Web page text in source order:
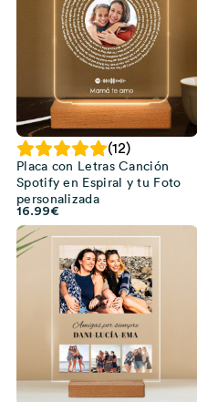
(12)
Placa con Letras Canción
Spotify en Espiral y tu Foto
personalizada
16.99€